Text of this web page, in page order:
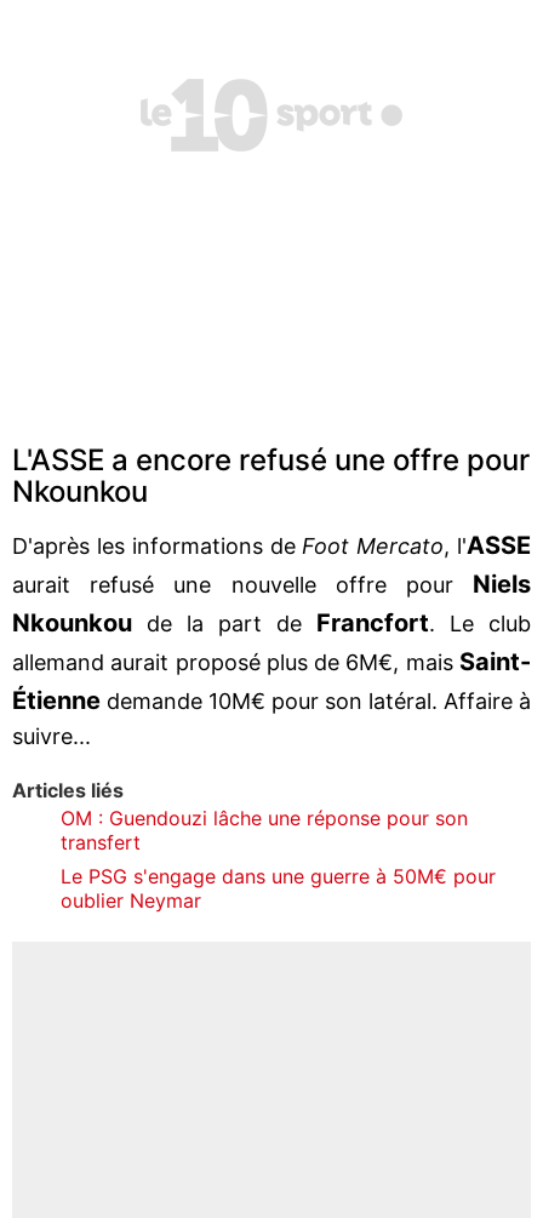
L'ASSE a encore refusé une offre pour
Nkounkou
D'après les informations de Foot Mercato, l'ASSE
aurait refusé une nouvelle offre pourNiels
Nkounkou de la part de Francfort. Le club
allemand aurait proposé plus de 6M€, mais Saint-
Étienne demande 10M€ pour son latéral. Affaire à
suivre...
Articles liés
OM : Guendouzi lâche une réponse pour son
transfert
Le PSG s'engage dans une guerre à 50M€ pour
oublier Neymar